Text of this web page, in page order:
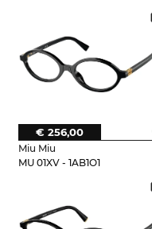
Miu Miu
MU 01XV - 1AB1O1
€ 256,00